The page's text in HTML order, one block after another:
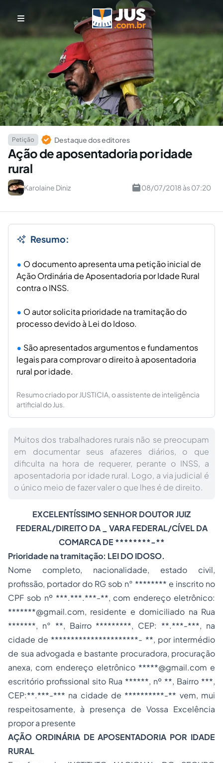
Petição Destaque dos editores
Ação de aposentadoria por idade
rural
Karolaine Diniz 08/07/2018 às 07:20
Resumo:
O documento apresenta uma petição inicial de
Ação Ordinária de Aposentadoria por Idade Rural
contra o INSS.
O autor solicita prioridade na tramitação do
processo devido à Lei do Idoso.
São apresentados argumentos e fundamentos
legais para comprovar o direito à aposentadoria
rural por idade.
Resumo criado por JUSTICIA, o assistente de inteligência
artificial do Jus.
Muitos dos trabalhadores rurais não se preocupam
em documentar seus afazeres diários, o que
dificulta na hora de requerer, perante o INSS, a
aposentadoria por idade rural. Logo, a via judicial é
o único meio de fazer valer o que lhes é de direito.
EXCELENTÍSSIMO SENHOR DOUTOR JUIZ
FEDERAL/DIREITO DA _ VARA FEDERAL/CÍVEL DA
COMARCA DE ********-**
Prioridade natramitação: LEI DO IDOSO.
Nome completo, nacionalidade, estado civil,
profissão, portador do RG sob n° ******** e inscrito no
CPF sob nº ***.***.***-**, com endereço eletrônico:
*******@gmail.com, residente e domiciliado na Rua
*******, n° **, Bairro *********, CEP: **.***-***, na
cidade de **********************- **, por intermédio
de sua advogada e bastante procuradora, procuração
anexa, com endereço eletrônico *****@gmail.com e
escritório profissional sito Rua ******, nº **, Bairro ***,
CEP:**.***-*** na cidade de **********-** vem, mui
respeitosamente, à presença de Vossa Excelência
propor a presente
AÇÃO ORDINÁRIA DE APOSENTADORIA POR IDADE
RURAL